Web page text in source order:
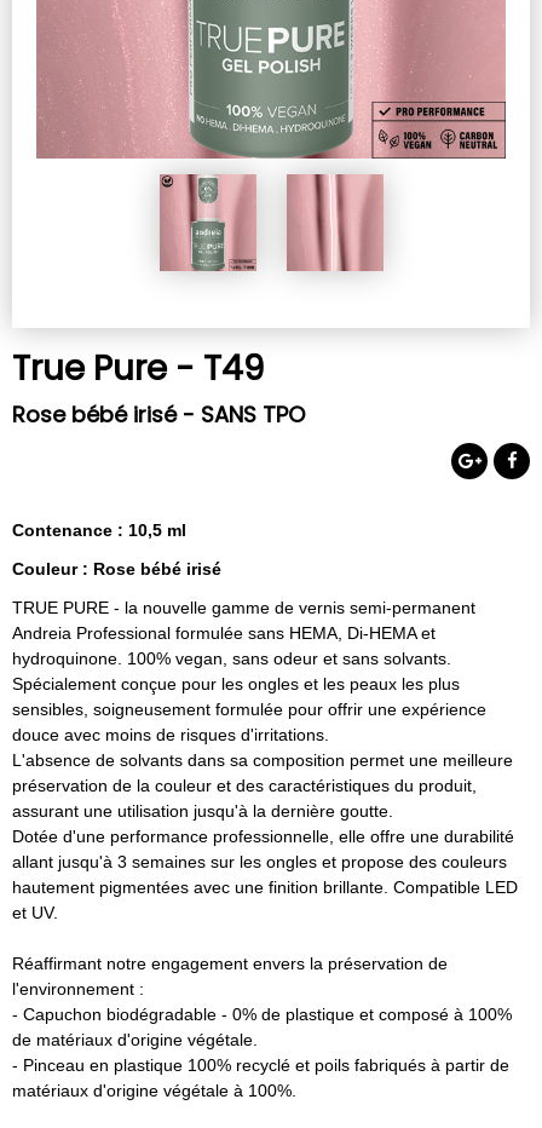
True Pure - T49
Rose bébé irisé - SANS TPO
Contenance : 10,5 ml
Couleur : Rose bébé irisé
TRUE PURE - la nouvelle gamme de vernis semi-permanent
Andreia Professional formulée sans HEMA, Di-HEMA et
hydroquinone. 100% vegan, sans odeur et sans solvants.
Spécialement conçue pour les ongles et les peaux les plus
sensibles, soigneusement formulée pour offrir une expérience
douce avec moins de risques d'irritations.
L'absence de solvants dans sa composition permet une meilleure
préservation de la couleur et des caractéristiques du produit,
assurant une utilisation jusqu'à la dernière goutte.
Dotée d'une performance professionnelle, elle offre une durabilité
allant jusqu'à 3 semaines sur les ongles et propose des couleurs
hautement pigmentées avec une finition brillante. Compatible LED
et UV.
Réaffirmant notre engagement envers la préservation de
l'environnement :
- Capuchon biodégradable - 0% de plastique et composé à 100%
de matériaux d'origine végétale.
- Pinceau en plastique 100% recyclé et poils fabriqués à partir de
matériaux d'origine végétale à 100%.